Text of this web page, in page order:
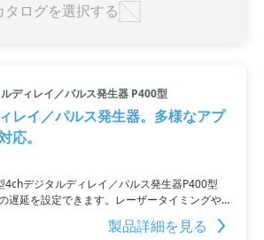
タログを選択する
ディレイ／パルス発生器 P400型
レイ／パルス発生器。多様なアプ
応。
4chデジタルディレイ／パルス発生器P400型
遅延を設定できます。レーザータイミングや
ルス用途に対応しています。4つのチャンネル
ルス幅の設定が可能で、1psの分解能と10MHz
製品詳細を見る